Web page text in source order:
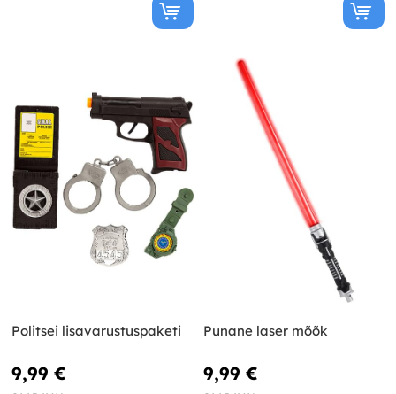
Politsei lisavarustuspaketi
9,99 €
Punane laser mõõk
9,99 €